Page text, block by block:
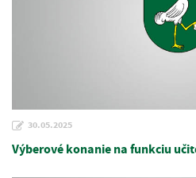
30.05.2025
Výberové konanie na funkciu